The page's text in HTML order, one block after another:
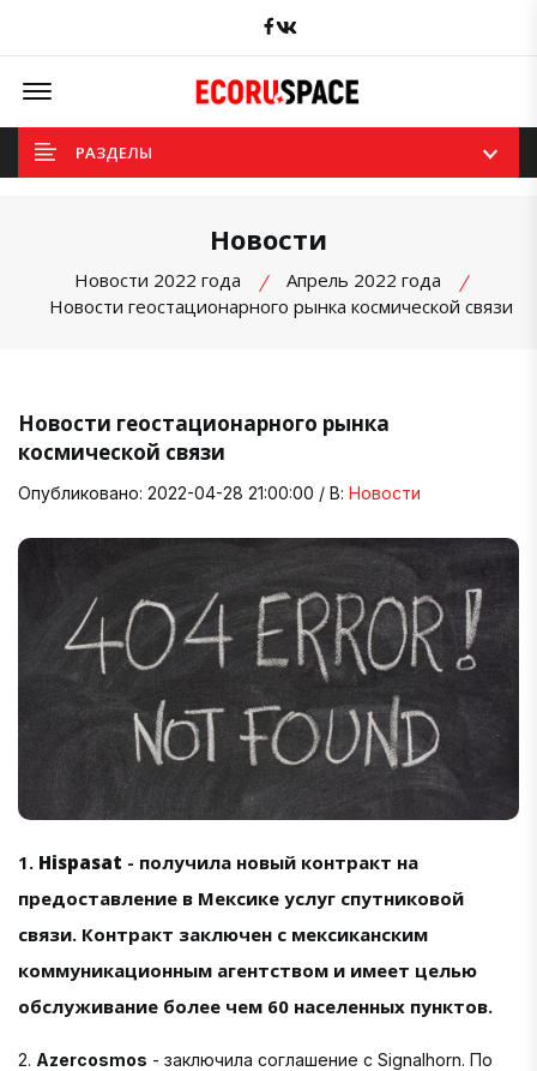
Facebook
Offcanvas Menu Open
РАЗДЕЛЫ
Новости
Новости 2022 года
Апрель 2022 года
Новости геостационарного рынка космической связи
Новости геостационарного рынка
космической связи
Опубликовано: 2022-04-28 21:00:00 / В: Новости
1. Hispasat - получила новый контракт на
предоставление в Мексике услуг спутниковой
связи. Контракт заключен с мексиканским
коммуникационным агентством и имеет целью
обслуживание более чем 60 населенных пунктов.
2. Azercosmos - заключила соглашение с Signalhorn. По